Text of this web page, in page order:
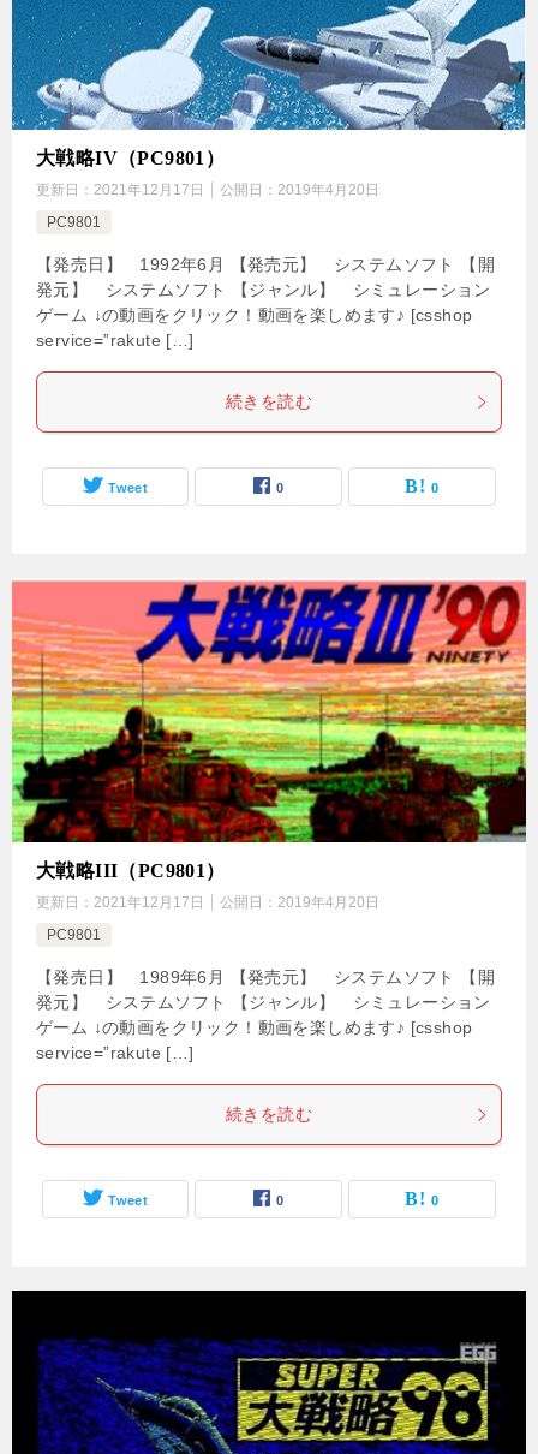
大戦略IV（PC9801）
更新日： 2021年12月17日 公開日： 2019年4月20日
PC9801
【発売日】 1992年6月 【発売元】 システムソフト 【開
発元】 システムソフト 【ジャンル】 シミュレーション
ゲーム ↓の動画をクリック！動画を楽しめます♪ [csshop
service=”rakute […]
続きを読む
Tweet 0 0
大戦略III（PC9801）
更新日： 2021年12月17日 公開日： 2019年4月20日
PC9801
【発売日】 1989年6月 【発売元】 システムソフト 【開
発元】 システムソフト 【ジャンル】 シミュレーション
ゲーム ↓の動画をクリック！動画を楽しめます♪ [csshop
service=”rakute […]
続きを読む
Tweet 0 0